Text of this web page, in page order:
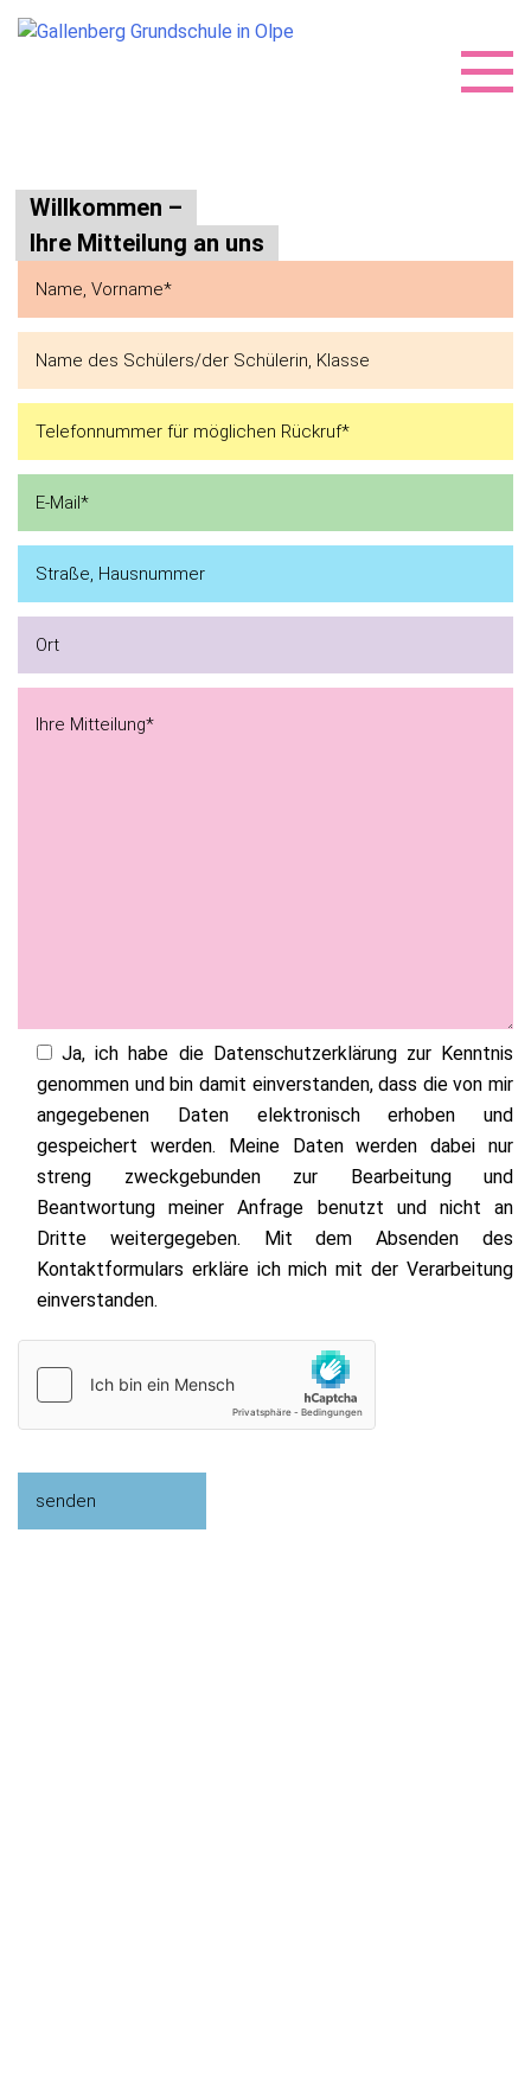
content
Willkommen –
Ihre Mitteilung an uns
Ja, ich habe die Datenschutzerklärung zur Kenntnis
genommen und bin damit einverstanden, dass die von mir
angegebenen Daten elektronisch erhoben und
gespeichert werden. Meine Daten werden dabei nur
streng zweckgebunden zur Bearbeitung und
Beantwortung meiner Anfrage benutzt und nicht an
Dritte weitergegeben. Mit dem Absenden des
Kontaktformulars erkläre ich mich mit der Verarbeitung
einverstanden.